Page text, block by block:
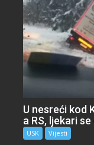
U nesreći kod
a RS, ljekari
USK Vijesti